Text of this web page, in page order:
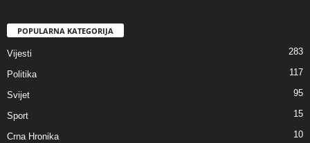
POPULARNA KATEGORIJA
Vijesti 283
Politika 117
Svijet 95
Sport 15
Crna Hronika 10